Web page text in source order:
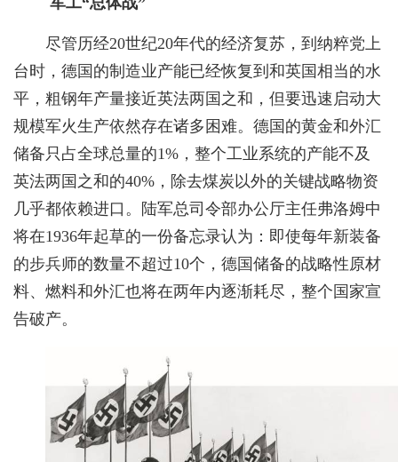
尽管历经20世纪20年代的经济复苏，到纳粹党上
台时，德国的制造业产能已经恢复到和英国相当的水
平，粗钢年产量接近英法两国之和，但要迅速启动大
规模军火生产依然存在诸多困难。德国的黄金和外汇
储备只占全球总量的1%，整个工业系统的产能不及
英法两国之和的40%，除去煤炭以外的关键战略物资
几乎都依赖进口。陆军总司令部办公厅主任弗洛姆中
将在1936年起草的一份备忘录认为：即使每年新装备
的步兵师的数量不超过10个，德国储备的战略性原材
料、燃料和外汇也将在两年内逐渐耗尽，整个国家宣
告破产。